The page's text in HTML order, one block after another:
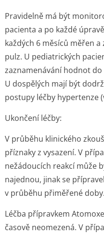
Pravidelně má být
pacienta a po každé
každých 6 měsíců měřen
pulz. U pediatrických
zaznamenávání hodnot
U dospělých mají být
postupy léčby hypertenze
Ukončení léčby:
V průběhu klinického
příznaky z vysazení. V
nežádoucích reakcí může
najednou, jinak se
v průběhu přiměřené doby.
Léčba přípravkem
časově neomezená. V